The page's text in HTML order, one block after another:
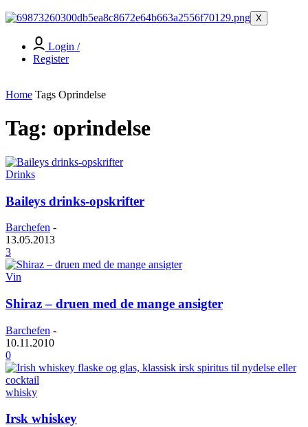
X
Login /
Register
Home Tags Oprindelse
Tag: oprindelse
Drinks
Baileys drinks-opskrifter
Barchefen -
13.05.2013
3
Vin
Shiraz – druen med de mange ansigter
Barchefen -
10.11.2010
0
whisky
Irsk whiskey